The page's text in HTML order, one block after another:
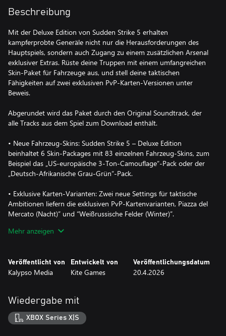
Beschreibung
Mit der Deluxe Edition von Sudden Strike 5 erhalten
kampferprobte Generäle nicht nur die Herausforderungen des
Hauptspiels, sondern auch Zugang zu einem zusätzlichen Arsenal
exklusiver Extras. Rüste deine Truppen mit einem umfangreichen
Skin-Paket für Fahrzeuge aus, und stell deine taktischen
Fähigkeiten auf zwei exklusiven PvP-Karten-Versionen unter
Beweis.
Abgerundet wird das Paket durch den Original Soundtrack, der
alle Tracks aus dem Spiel zum Download enthält.
• Neue Fahrzeug-Skins: Sudden Strike 5 – Deluxe Edition
beinhaltet 6 Skin-Packages mit 83 einzelnen Fahrzeug-Skins, zum
Beispiel das „US-europäische 3-Ton-Camouflage“-Pack oder der
„Deutsch-Afrikanische Grau-Grün“-Pack.
• Exklusive Karten-Varianten: Zwei neue Settings für taktische
Ambitionen liefern die exklusiven PvP-Kartenvarianten, Piazza del
Mercato (Nacht)” und “Weißrussische Felder (Winter)”.
• Taktik trifft Hörgenuss: Der Original Soundtrack steht als
und beinhaltet das markante Titel-Thema, aufgenommen von
East Connection Music Recording mit dem Budapest Art
Mehr anzeigen
Veröffentlicht von
Kalypso Media
Entwickelt von
Kite Games
Veröffentlichungsdatum
20.4.2026
Wiedergabe mit
XBOX Series X|S